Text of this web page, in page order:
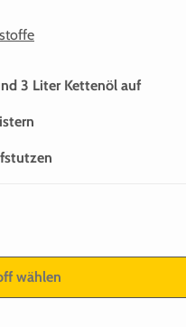
3 Liter Kettenöl auf
wählen